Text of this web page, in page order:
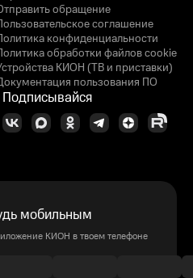
обращение
соглашение
конфиденциальности
обработки файлов cookie
КИОН (ТВ и приставки)
пользования ПО
Подписывайся
мобильным
КИОН в твоем телефоне